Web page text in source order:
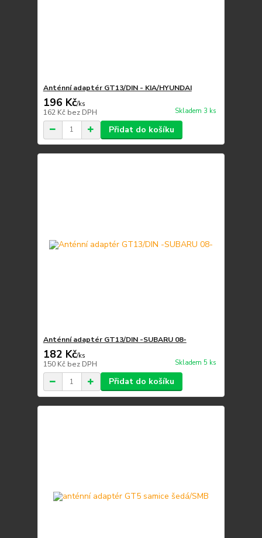
Anténní adaptér GT13/DIN - KIA/HYUNDAI
196 Kč/ks
162 Kč bez DPH Skladem 3 ks
Přidat do košíku
Anténní adaptér GT13/DIN -SUBARU 08-
182 Kč/ks
150 Kč bez DPH Skladem 5 ks
Přidat do košíku